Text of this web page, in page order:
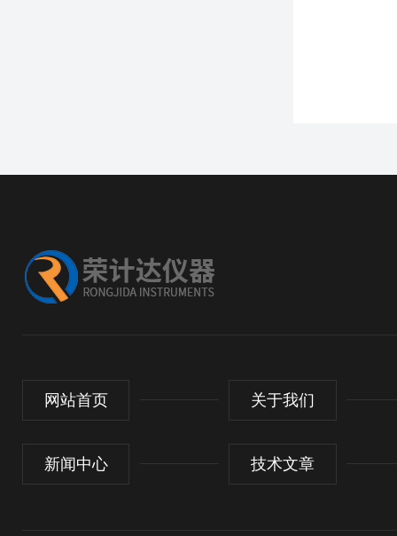
网站首页 关于我们
新闻中心 技术文章